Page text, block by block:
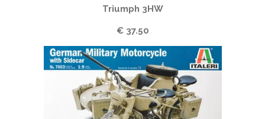
Triumph 3HW
€ 37.50